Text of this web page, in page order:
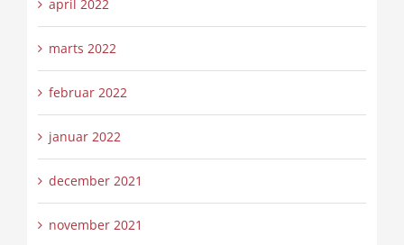
april 2022
marts 2022
februar 2022
januar 2022
december 2021
november 2021